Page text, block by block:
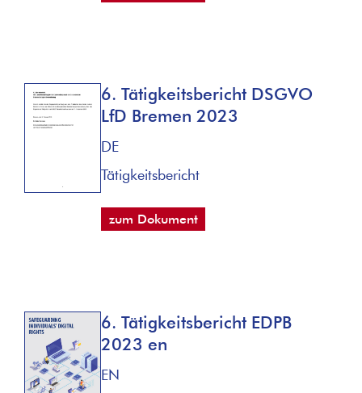
6. Tätigkeitsbericht DSGVO
LfD Bremen 2023
DE
Tätigkeitsbericht
zum Dokument
6. Tätigkeitsbericht EDPB
2023 en
EN